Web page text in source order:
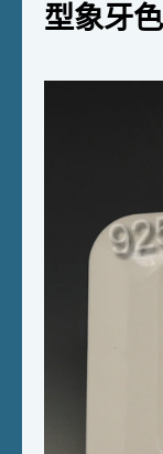
型象牙色